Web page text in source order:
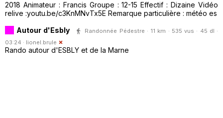
2018 Animateur : Francis Groupe : 12-15 Effectif : Dizaine Vidéo
relive :youtu.be/c3KnMNvTx5E Remarque particulière : météo es
Autour d'Esbly
Randonnée Pédestre · 11 km · 535 vus · 45 dl ·
03:24 · lionel.brule
Rando autour d'ESBLY et de la Marne